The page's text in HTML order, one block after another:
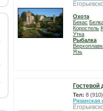
Охота
Бекас
Коростель
Утка
Рыбалка
Язь
Тел: 8
Рязанская